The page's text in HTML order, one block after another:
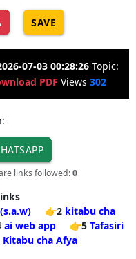
SAVE
07-03 00:28:26 Topic:
PDF Views 302
links followed:0
👉2 kitabu cha
ai web app 👉5 Tafasiri
Kitabu cha Afya